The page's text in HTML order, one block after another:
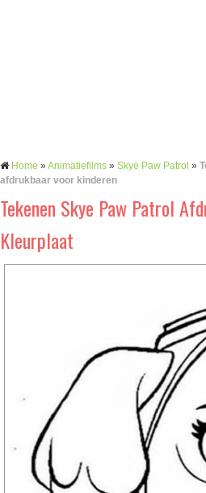
Home »Animatiefilms » Skye Paw Patrol »
afdrukbaar voor kinderen
Tekenen Skye Paw Patrol
Kleurplaat